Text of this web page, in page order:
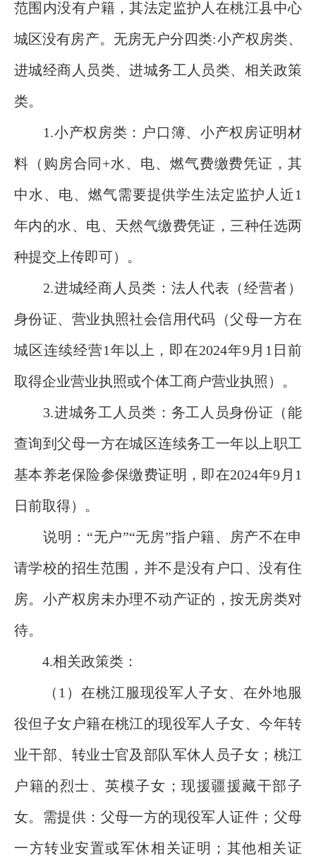
范围内没有户籍，其法定监护人在桃江县中心
城区没有房产。无房无户分四类:小产权房类、
进城经商人员类、进城务工人员类、相关政策
类。
1.小产权房类：户口簿、小产权房证明材
料（购房合同+水、电、燃气费缴费凭证，其
中水、电、燃气需要提供学生法定监护人近1
年内的水、电、天然气缴费凭证，三种任选两
种提交上传即可）。
2.进城经商人员类：法人代表（经营者）
身份证、营业执照社会信用代码（父母一方在
城区连续经营1年以上，即在2024年9月1日前
取得企业营业执照或个体工商户营业执照）。
3.进城务工人员类：务工人员身份证（能
查询到父母一方在城区连续务工一年以上职工
基本养老保险参保缴费证明，即在2024年9月1
日前取得）。
说明：“无户”“无房”指户籍、房产不在申
请学校的招生范围，并不是没有户口、没有住
房。小产权房未办理不动产证的，按无房类对
待。
4.相关政策类：
（1）在桃江服现役军人子女、在外地服
役但子女户籍在桃江的现役军人子女、今年转
业干部、转业士官及部队军休人员子女；桃江
户籍的烈士、英模子女；现援疆援藏干部子
女。需提供：父母一方的现役军人证件；父母
一方转业安置或军休相关证明；其他相关证